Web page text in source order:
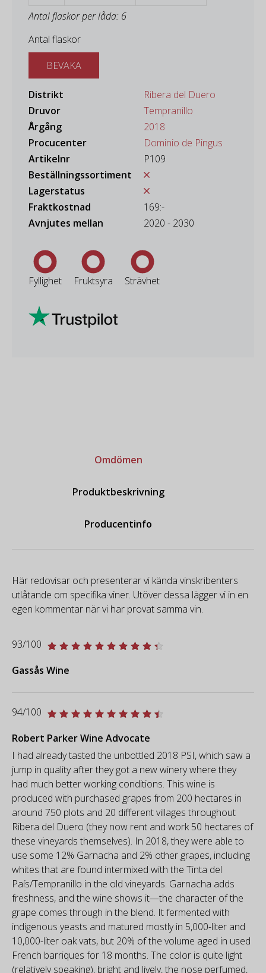
Antal flaskor per låda: 6
Antal flaskor
BEVAKA
Distrikt
Ribera del Duero
Druvor
Tempranillo
Årgång
2018
Procucenter
Dominio de Pingus
Artikelnr
P109
Beställningssortiment
Lagerstatus
Fraktkostnad
169:-
Avnjutes mellan
2020 - 2030
Fyllighet Fruktsyra Strävhet
Omdömen
Produktbeskrivning
Producentinfo
Här redovisar och presenterar vi kända vinskribenters
utlåtande om specifika viner. Utöver dessa lägger vi in en
egen kommentar när vi har provat samma vin.
93/100
Gassås Wine
94/100
Robert Parker Wine Advocate
I had already tasted the unbottled 2018 PSI, which saw a
jump in quality after they got a new winery where they
had much better working conditions. This wine is
produced with purchased grapes from 200 hectares in
around 750 plots and 20 different villages throughout
Ribera del Duero (they now rent and work 50 hectares of
these vineyards themselves). In 2018, they were able to
use some 12% Garnacha and 2% other grapes, including
whites that are found intermixed with the Tinta del
País/Tempranillo in the old vineyards. Garnacha adds
freshness, and the wine shows it—the character of the
grape comes through in the blend. It fermented with
indigenous yeasts and matured mostly in 5,000-liter and
10,000-liter oak vats, but 20% of the volume aged in used
French barriques for 18 months. The color is quite light
(relatively speaking), bright and lively, the nose perfumed,